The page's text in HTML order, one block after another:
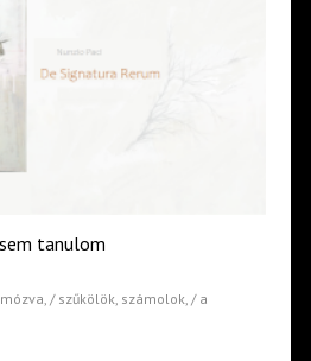
tanulom
/ szűkölök, számolok, / a